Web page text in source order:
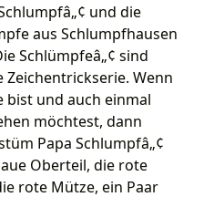
und die
aus Schlumpfhausen
Schlümpfeâ„¢ sind
Wenn
bist und auch einmal
möchtest, dann
Papa Schlumpfâ„¢
Oberteil, die rote
rote Mütze, ein Paar